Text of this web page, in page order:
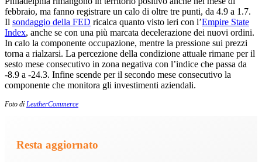
febbraio, ma fanno registrare un calo di oltre tre punti, da 4.9 a 1.7.
Il sondaggio della FED ricalca quanto visto ieri con l’Empire State
Index, anche se con una più marcata decelerazione dei nuovi ordini.
In calo la componente occupazione, mentre la pressione sui prezzi
torna a rialzarsi. La percezione della condizione attuale rimane per il
sesto mese consecutivo in zona negativa con l’indice che passa da
-8.9 a -24.3. Infine scende per il secondo mese consecutivo la
componente che monitora gli investimenti aziendali.
Foto di LeutherCommerce
Resta aggiornato